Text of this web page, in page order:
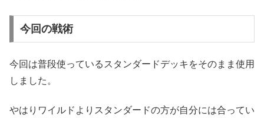
今回の戦術
今回は普段使っているスタンダードデッキをそのまま使用
しました。
やはりワイルドよりスタンダードの方が自分には合ってい